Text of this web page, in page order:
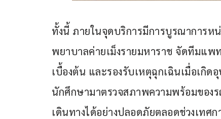
ทั้งนี้ ภายในจุดบริการมีการบูรณาการห
พยาบาลค่ายเม็งรายมหาราช จัดทีมแพ
เบื้องต้น และรองรับเหตุฉุกเฉินเมื่อเกิ
นักศึกษามาตรวจสภาพความพร้อมของ
เดินทางได้อย่างปลอดภัยตลอดช่วงเทศก